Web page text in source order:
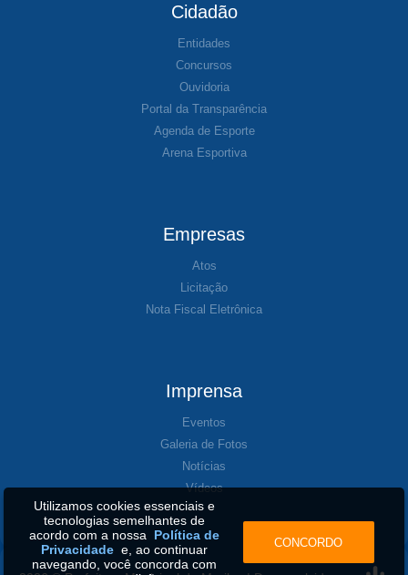
Cidadão
Entidades
Concursos
Ouvidoria
Portal da Transparência
Agenda de Esporte
Arena Esportiva
Empresas
Atos
Licitação
Nota Fiscal Eletrônica
Imprensa
Eventos
Galeria de Fotos
Notícias
Vídeos
Utilizamos cookies essenciais e
tecnologias semelhantes de
acordo com a nossa Política de
Privacidadee, ao continuar
navegando, você concorda com
CONCORDO